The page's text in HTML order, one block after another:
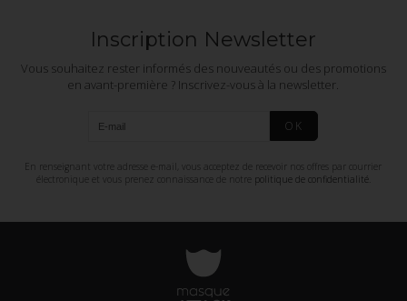
Inscription Newsletter
Vous souhaitez rester informés des nouveautés ou des promotions
en avant-première ? Inscrivez-vous à la newsletter.
OK
En renseignant votre adresse e-mail, vous acceptez de recevoir nos offres par courrier
électronique et vous prenez connaissance de notre politique de confidentialité.